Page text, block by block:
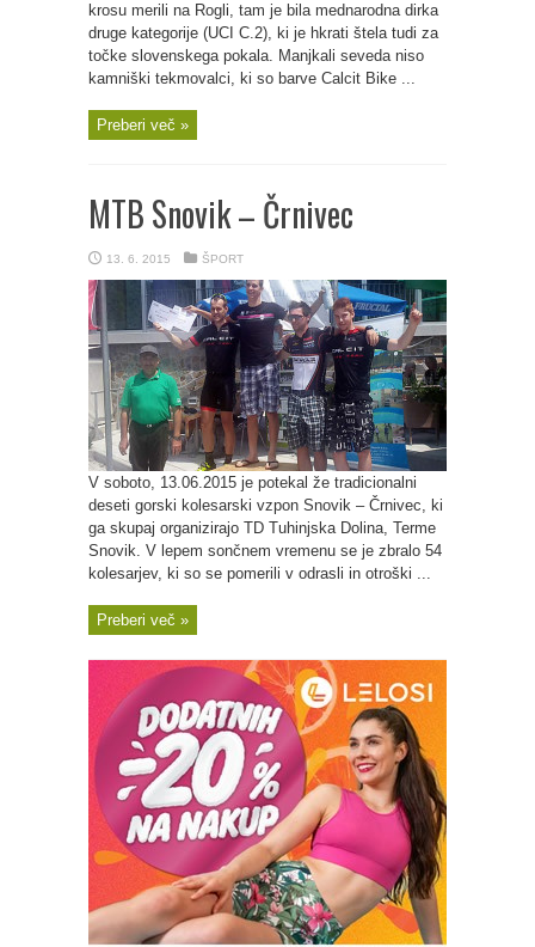
krosu merili na Rogli, tam je bila mednarodna dirka
druge kategorije (UCI C.2), ki je hkrati štela tudi za
točke slovenskega pokala. Manjkali seveda niso
kamniški tekmovalci, ki so barve Calcit Bike ...
Preberi več »
MTB Snovik – Črnivec
13. 6. 2015 ŠPORT
V soboto, 13.06.2015 je potekal že tradicionalni
deseti gorski kolesarski vzpon Snovik – Črnivec, ki
ga skupaj organizirajo TD Tuhinjska Dolina, Terme
Snovik. V lepem sončnem vremenu se je zbralo 54
kolesarjev, ki so se pomerili v odrasli in otroški ...
Preberi več »